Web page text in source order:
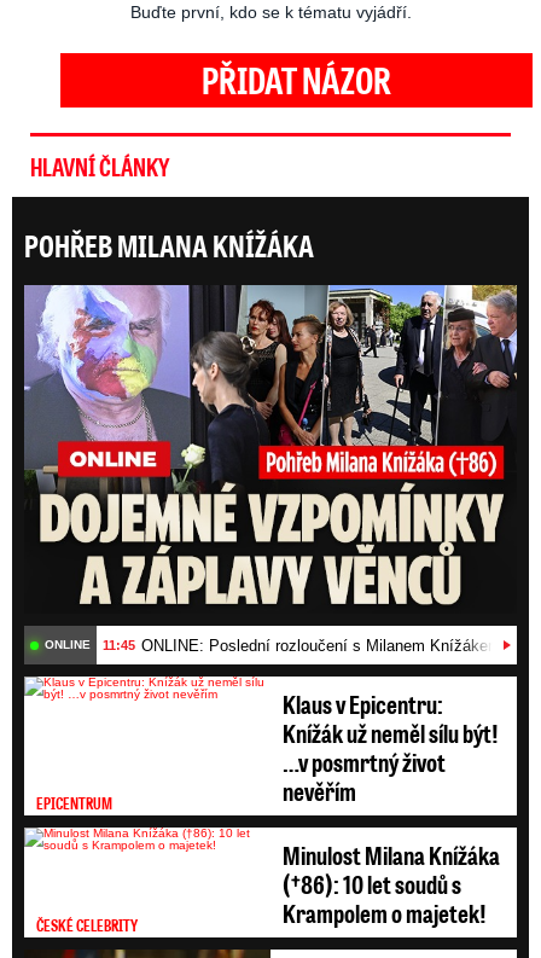
Buďte první, kdo se k tématu vyjádří.
PŘIDAT NÁZOR
HLAVNÍ ČLÁNKY
POHŘEB MILANA KNÍŽÁKA
ONLINE 11:45 ONLINE: Poslední rozloučení s Milanem Knížákem
EPICENTRUM
Klaus v Epicentru:
Knížák už neměl sílu být!
…v posmrtný život
nevěřím
ČESKÉ CELEBRITY
Minulost Milana Knížáka
(†86): 10 let soudů s
Krampolem o majetek!